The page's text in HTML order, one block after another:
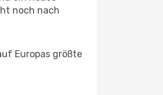
noch nach
Europas größte